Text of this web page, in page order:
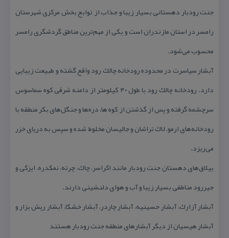
جنت رودبار دهستانی بسیار زیبا و جذاب از توابع بخش مركزی شهرستان
رامسر در استان مازندران است و یكی از مهم‌ترین مناطق گردشگری رامسر
محسوب می‌شود.
آبشار سیاسرت در محدوده رودخانه چالك رود واقع گشته و طبیعت زیبایی
دارد. رودخانه چالك رود با طول ۴۰ كیلومتر از دامنه شرقی كوه سماسوس
سرچشمه گرفته و پس از گذشتن از كوه ها، دره‌ها و جنگل‌های بكر منطقه با
رودخانه‌های ارمو، لاك تراشان و جالیسان مخلوط شده و سپس به دریای خزر
می‌ریزد.
ییلاق‌های دهستان جنت رودبار مانند اكراسر، چاك، چرته، نمكدره، ایزكی و
جیررود مناطقی بسیار زیبا و آب و هوای دلنشینی دارند.
آبشار آزارك، آبشار حسینیه، آبشار چاردر، آبشار خشكا، آبشار ریش بزار و
آبشار هیسیان از دیگر آبشارهای منطقه جنت رودبار هستند